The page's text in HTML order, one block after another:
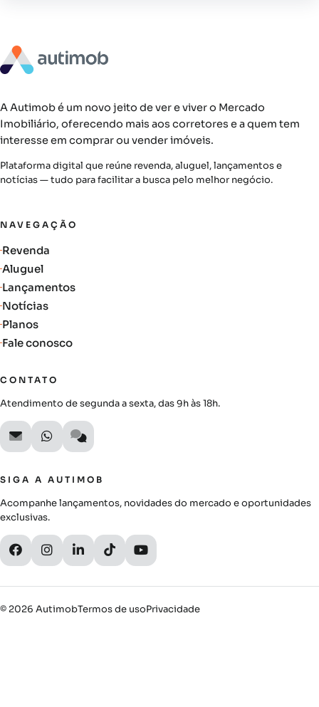
A Autimob é um novo jeito de ver e viver o Mercado
Imobiliário, oferecendo mais aos corretores e a quem tem
interesse em comprar ou vender imóveis.
Plataforma digital que reúne revenda, aluguel, lançamentos e
notícias — tudo para facilitar a busca pelo melhor negócio.
NAVEGAÇÃO
Revenda
Aluguel
Lançamentos
Notícias
Planos
Fale conosco
CONTATO
Atendimento de segunda a sexta, das 9h às 18h.
SIGA A AUTIMOB
Acompanhe lançamentos, novidades do mercado e oportunidades
exclusivas.
© 2026 AutimobTermos de usoPrivacidade